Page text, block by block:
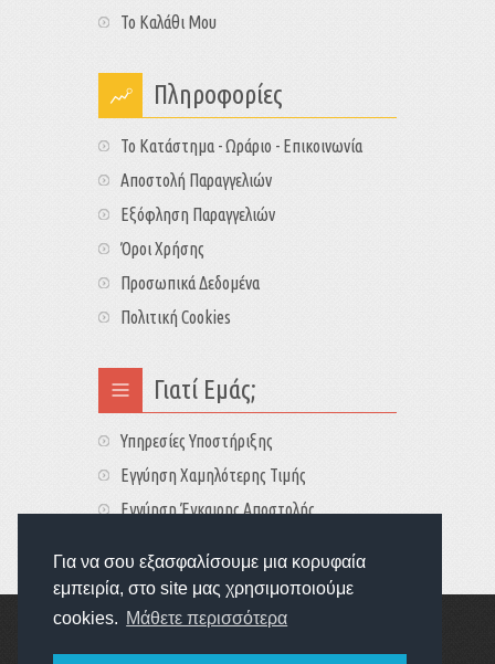
Για να σου εξασφαλίσουμε μια κορυφαία
εμπειρία, στο site μας χρησιμοποιούμε
cookies. Μάθετε περισσότερα
Το Καλάθι Μου
Πληροφορίες
Το Κατάστημα - Ωράριο - Επικοινωνία
Αποστολή Παραγγελιών
Εξόφληση Παραγγελιών
Όροι Χρήσης
Προσωπικά Δεδομένα
Πολιτική Cookies
Γιατί Εμάς;
Υπηρεσίες Υποστήριξης
Εγγύηση Χαμηλότερης Τιμής
Εγγύηση Έγκαιρης Αποστολής
Copyright © 2022GameExplorers
Οι τιμές περιλαμβάνουν ΦΠΑ 24%